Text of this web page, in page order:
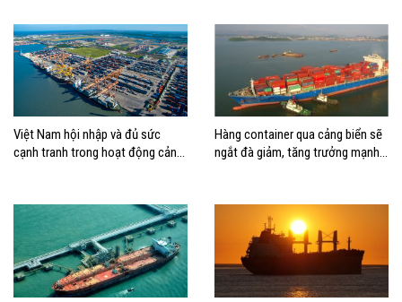
Việt Nam hội nhập và đủ sức
cạnh tranh trong hoạt động cảng
Hàng container qua cảng biển sẽ
ngắt đà giảm, tăng trưởng mạnh